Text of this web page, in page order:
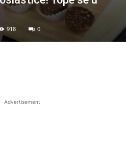
918 0
Advertisement